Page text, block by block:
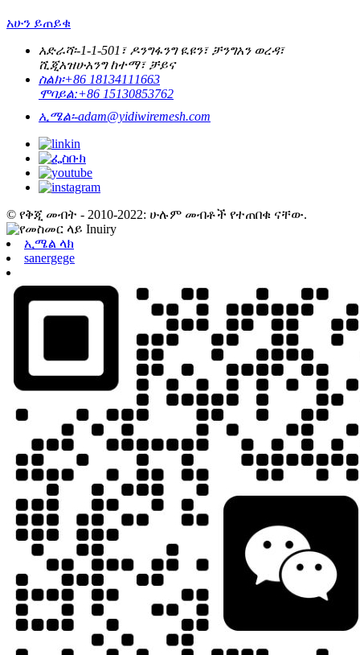
አሁን ይጠይቁ
አድራሻ፡-1-1-501፣ ዶንግፋንግ ዪዩን፣ ቻንግአን ወረዳ፣
ሺጂአዝሁአንግ ከተማ፣ ቻይና
ስልክ፡+86 18134111663
ሞባይል:+86 15130853762
ኢሜል፡-adam@yidiwiremesh.com
© የቅጂ መብት - 2010-2022: ሁሉም መብቶች የተጠበቁ ናቸው.
ኢሜል ላክ
sanergege